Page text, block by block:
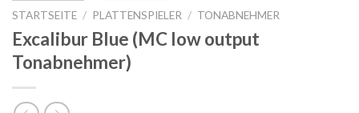
STARTSEITE / PLATTENSPIELER / TONABNEHMER
Excalibur Blue (MC low output
Tonabnehmer)